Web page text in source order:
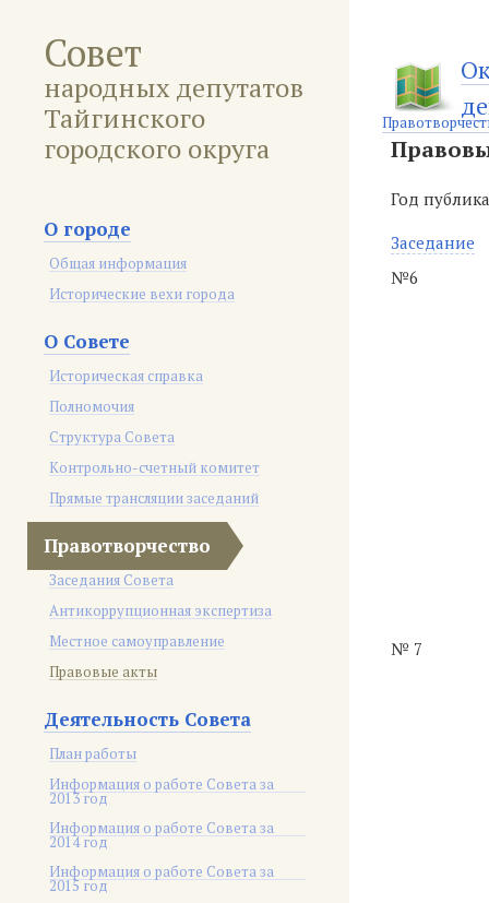
Совет
народных депутатов
Тайгинского
городского округа
О городе
Общая информация
Исторические вехи города
О Совете
Историческая справка
Полномочия
Структура Совета
Контрольно-счетный комитет
Прямые трансляции заседаний
Правотворчество
Заседания Совета
Антикоррупционная экспертиза
Местное самоуправление
Правовые акты
Деятельность Совета
План работы
Информация о работе Совета за
2013 год
Информация о работе Совета за
2014 год
Информация о работе Совета за
2015 год
Год
Заседание
№6
№ 7